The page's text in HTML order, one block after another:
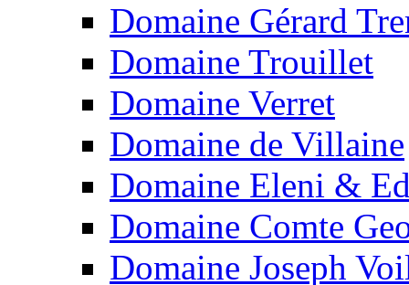
Domaine Gérard
Domaine Trouillet
Domaine Verret
Domaine de Villaine
Domaine Eleni &
Domaine Comte
Domaine Joseph